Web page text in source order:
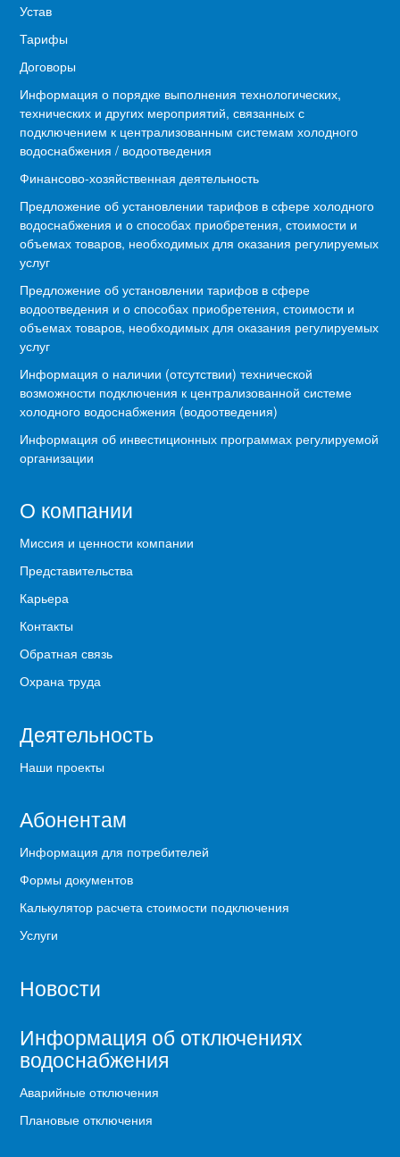
Устав
Тарифы
Договоры
Информация о порядке выполнения технологических,
технических и других мероприятий, связанных с
подключением к централизованным системам холодного
водоснабжения / водоотведения
Финансово-хозяйственная деятельность
Предложение об установлении тарифов в сфере холодного
водоснабжения и о способах приобретения, стоимости и
объемах товаров, необходимых для оказания регулируемых
услуг
Предложение об установлении тарифов в сфере
водоотведения и о способах приобретения, стоимости и
объемах товаров, необходимых для оказания регулируемых
услуг
Информация о наличии (отсутствии) технической
возможности подключения к централизованной системе
холодного водоснабжения (водоотведения)
Информация об инвестиционных программах регулируемой
организации
О компании
Миссия и ценности компании
Представительства
Карьера
Контакты
Обратная связь
Охрана труда
Деятельность
Наши проекты
Абонентам
Информация для потребителей
Формы документов
Калькулятор расчета стоимости подключения
Услуги
Новости
Информация об отключениях
водоснабжения
Аварийные отключения
Плановые отключения